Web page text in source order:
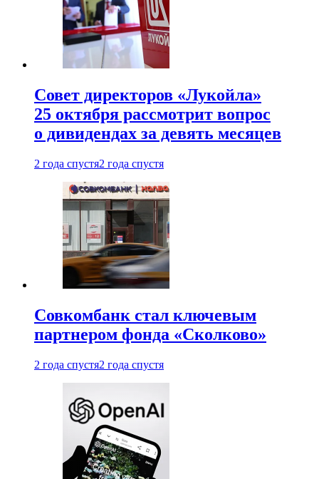
Совет директоров «Лукойла»
25 октября рассмотрит вопрос
о дивидендах за девять месяцев
2 года спустя2 года спустя
Совкомбанк стал ключевым
партнером фонда «Сколково»
2 года спустя2 года спустя